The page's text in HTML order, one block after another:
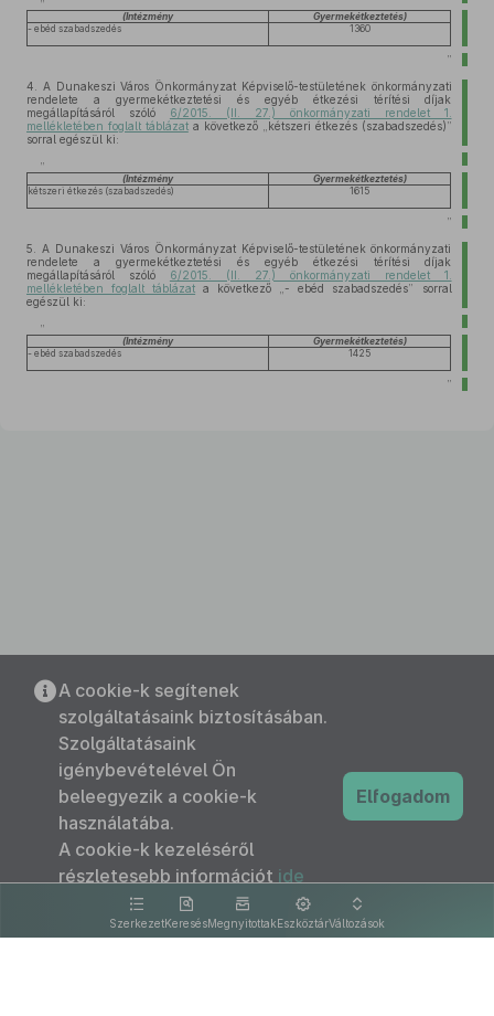
(Intézmény Gyermekétkeztetés)
- ebéd szabadszedés
1360
”
4.
A Dunakeszi Város Önkormányzat Képviselő-testületének önkormányzati
rendelete a gyermekétkeztetési és egyéb étkezési térítési díjak
megállapításáról szóló 6/2015. (II. 27.) önkormányzati rendelet 1.
mellékletében foglalt táblázata következő „kétszeri étkezés (szabadszedés)”
sorral egészül ki:
(Intézmény Gyermekétkeztetés)
kétszeri étkezés (szabadszedés)
1615
”
5.
A Dunakeszi Város Önkormányzat Képviselő-testületének önkormányzati
rendelete a gyermekétkeztetési és egyéb étkezési térítési díjak
megállapításáról szóló 6/2015. (II. 27.) önkormányzati rendelet 1.
mellékletében foglalt táblázat a következő „- ebéd szabadszedés” sorral
egészül ki:
(Intézmény Gyermekétkeztetés)
- ebéd szabadszedés
1425
”
SzerkezetKeresésMegnyitottakEszköztárVáltozások
A cookie-k segítenek
szolgáltatásaink biztosításában.
Szolgáltatásaink
igénybevételével Ön
beleegyezik a cookie-k
használatába.
A cookie-k kezeléséről
részletesebb információt ide
kattintva olvashat.
Elfogadom